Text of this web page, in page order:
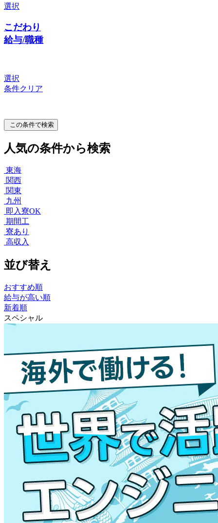
選択
こだわり
給与/職種
選択
条件クリア
この条件で検索
人気の条件から検索
東海
関西
関東
九州
即入寮OK
期間工
寮あり
高収入
並び替え
おすすめ順
給与が高い順
新着順
スペシャル